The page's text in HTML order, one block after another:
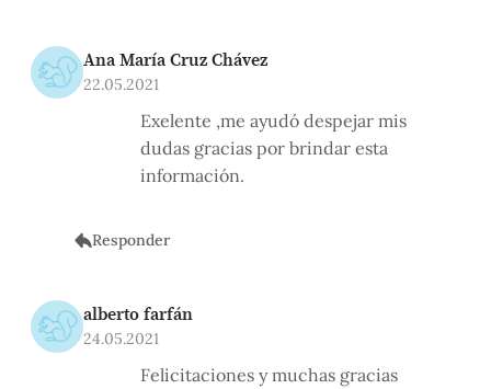
Ana María Cruz Chávez
22.05.2021
Exelente ,me ayudó despejar mis
dudas gracias por brindar esta
información.
Responder
alberto farfán
24.05.2021
Felicitaciones y muchas gracias